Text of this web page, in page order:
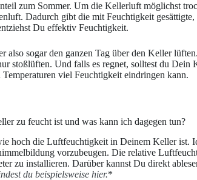
zum Sommer. Um die Kellerluft möglichst
Dadurch gibt die mit Feuchtigkeit
Du effektiv Feuchtigkeit.
also sogar den ganzen Tag über den Keller
stoßlüften. Und falls es regnet, solltest du Dein
viel Feuchtigkeit eindringen kann.
zu feucht ist und was kann ich dagegen tun?
hoch die Luftfeuchtigkeit in Deinem Keller ist.
vorzubeugen. Die relative
zu installieren. Darüber kannst Du direkt
du beispielsweise hier.*